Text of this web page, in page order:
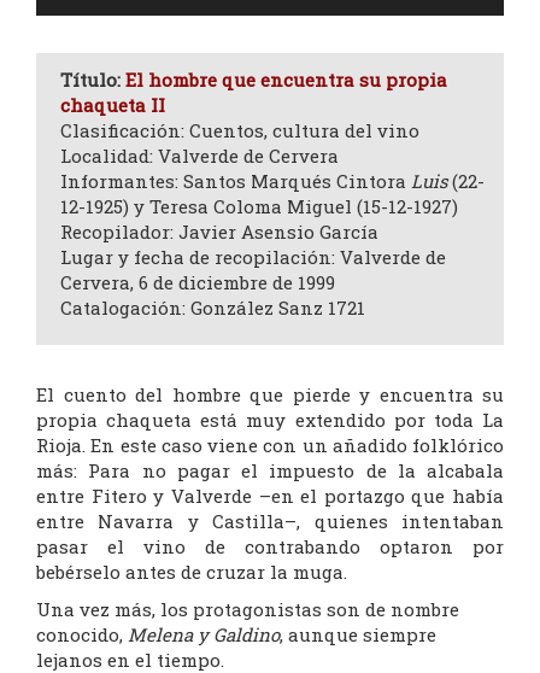
Título: El hombre que encuentra su propia
chaqueta II
Clasificación: Cuentos, cultura del vino
Localidad: Valverde de Cervera
Informantes: Santos Marqués Cintora Luis(22-
12-1925) y Teresa Coloma Miguel (15-12-1927)
Recopilador: Javier Asensio García
Lugar y fecha de recopilación: Valverde de
Cervera, 6 de diciembre de 1999
Catalogación: González Sanz 1721
El cuento del hombre que pierde y encuentra su
propia chaqueta está muy extendido por toda La
Rioja. En este caso viene con un añadido folklórico
más: Para no pagar el impuesto de la alcabala
entre Fitero y Valverde –en el portazgo que había
entre Navarra y Castilla–, quienes intentaban
pasar el vino de contrabando optaron por
bebérselo antes de cruzar la muga.
Una vez más, los protagonistas son de nombre
conocido, Melena y Galdino, aunque siempre
lejanos en el tiempo.